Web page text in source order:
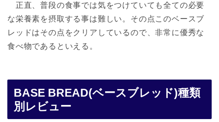
正直、普段の食事では気をつけていても全ての必要
な栄養素を摂取する事は難しい。その点このベースブ
レッドはその点をクリアしているので、非常に優秀な
食べ物であるといえる。
BASE BREAD(ベースブレッド)種類
別レビュー